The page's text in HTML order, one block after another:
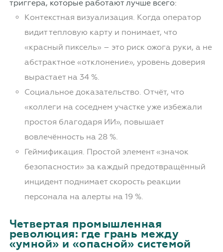
триггера, которые работают лучше всего:
Контекстная визуализация. Когда оператор
видит тепловую карту и понимает, что
«красный пиксель» – это риск ожога руки, а не
абстрактное «отклонение», уровень доверия
вырастает на 34 %.
Социальное доказательство. Отчёт, что
«коллеги на соседнем участке уже избежали
простоя благодаря ИИ», повышает
вовлечённость на 28 %.
Геймификация. Простой элемент «значок
безопасности» за каждый предотвращённый
инцидент поднимает скорость реакции
персонала на алерты на 19 %.
Четвертая промышленная
революция: где грань между
«умной» и «опасной» системой